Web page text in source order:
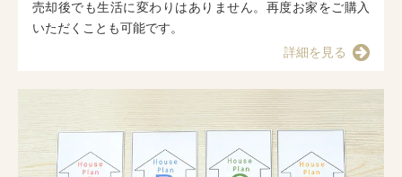
売却後でも生活に変わりはありません。再度お家をご購入
いただくことも可能です。
詳細を見る